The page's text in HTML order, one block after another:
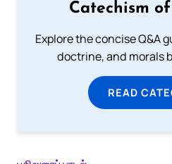
Catechism
Explore the concise Q&A
doctrine, and morals
READ